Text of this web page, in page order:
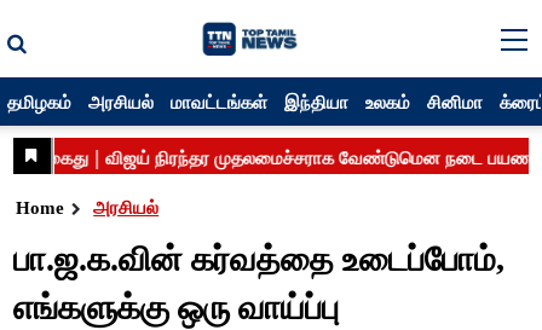
தமிழகம் அரசியல் மாவட்டங்கள் இந்தியா உலகம் சினிமா
Home அரசியல்
பா.ஜ.க.வின் கர்வத்தை உடைப்போம்,
எங்களுக்கு ஒரு வாய்ப்பு